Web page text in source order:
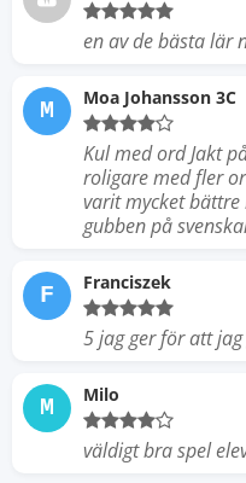
en av de bästa lär
M Moa Johansson 3C
Kul med ord Jakt
roligare med fler
varit mycket
gubben på
F Franciszek
5 jag ger för att
M Milo
väldigt bra spel